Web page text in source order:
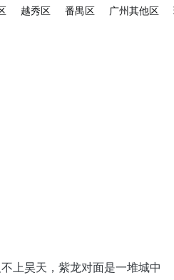
越秀区 番禺区 广州其他区
上昊天，紫龙对面是一堆城中